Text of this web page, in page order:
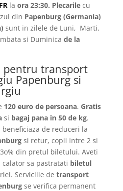
la ora 23:30. Plecarilecu
din Papenburg (Germania)
sunt in zilele de Luni, Marti,
si Duminica de la
transport
Papenburg si
120 euro de persoana. Gratis
si bagaj pana in 50 de kg.
de reduceri la
si retur, copii intre 2 si
din pretul biletului. Aveti
sa pastratati biletul
Serviciile de transport
se verifica permanent